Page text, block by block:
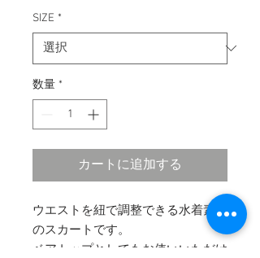
SIZE *
数量 *
カートに追加する
ウエストを紐で調整できる水着素材
のスカートです。
ベアトップとしてもお使いいただけ